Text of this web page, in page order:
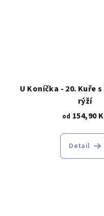
U Koníčka - 20. Kuře
rýží
od 154,90
Detail